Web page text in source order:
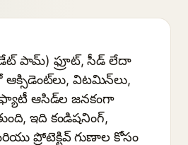
పామ్) ఫ్రూట్, సీడ్ లేదా
ఆక్సిడెంట్‌లు, విటమిన్‌లు,
ఆసిడ్‌ల జనకంగా
ఇది కండిషనింగ్,
ప్రోటెక్టివ్ గుణాల కోసం